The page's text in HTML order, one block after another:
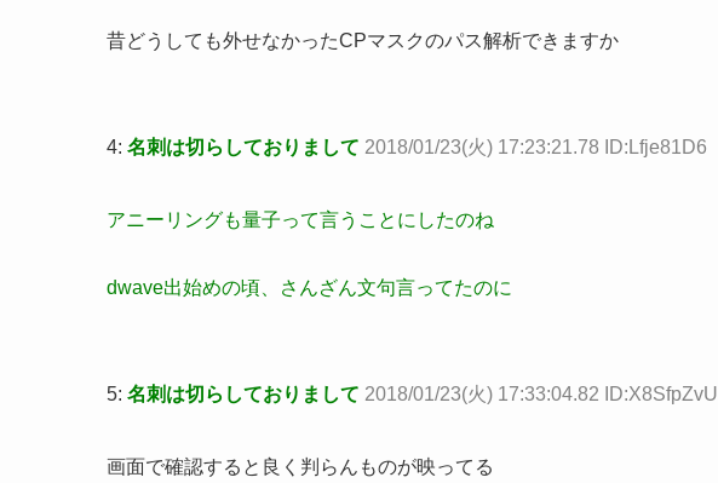
昔どうしても外せなかったCPマスクのパス解析できますか
4: 名刺は切らしておりまして 2018/01/23(火) 17:23:21.78 ID:Lfje81D6
アニーリングも量子って言うことにしたのね
dwave出始めの頃、さんざん文句言ってたのに
5: 名刺は切らしておりまして 2018/01/23(火) 17:33:04.82 ID:X8SfpZvU
画面で確認すると良く判らんものが映ってる